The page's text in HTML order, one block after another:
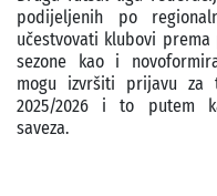
podijeljenih po
učestvovati klubovi
sezone kao i
mogu izvršiti prijavu za
2025/2026 i to putem
saveza.